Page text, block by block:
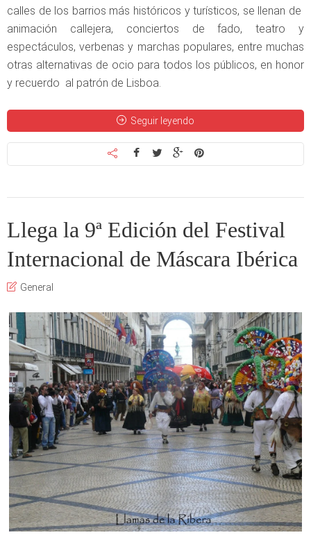
calles de los barrios más históricos y turísticos, se llenan de
animación callejera, conciertos de fado, teatro y
espectáculos, verbenas y marchas populares, entre muchas
otras alternativas de ocio para todos los públicos, en honor
y recuerdo al patrón de Lisboa.
Seguir leyendo
Llega la 9ª Edición del Festival
Internacional de Máscara Ibérica
General